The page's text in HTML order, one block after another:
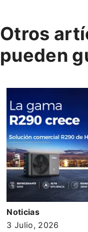
Otros
pueden
Noticias
3 Julio, 2026